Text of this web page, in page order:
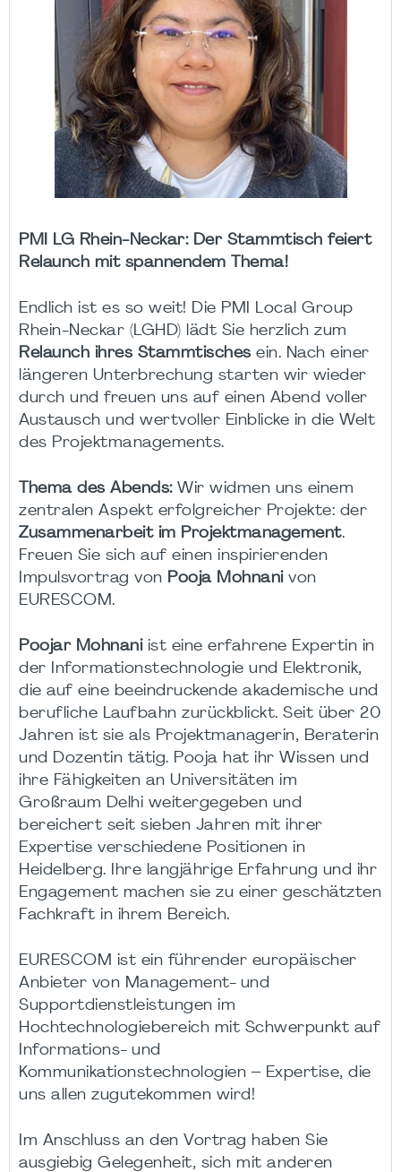
PMI LG Rhein-Neckar: Der Stammtisch feiert
Relaunch mit spannendem Thema!
Endlich ist es so weit! Die PMI Local Group
Rhein-Neckar (LGHD) lädt Sie herzlich zum
Relaunch ihres Stammtischesein. Nach einer
längeren Unterbrechung starten wir wieder
durch und freuen uns auf einen Abend voller
Austausch und wertvoller Einblicke in die Welt
des Projektmanagements.
Thema des Abends:Wir widmen uns einem
zentralen Aspekt erfolgreicher Projekte: der
Zusammenarbeit im Projektmanagement.
Freuen Sie sich auf einen inspirierenden
Impulsvortrag von Pooja Mohnani von
EURESCOM.
Poojar Mohnani ist eine erfahrene Expertin in
der Informationstechnologie und Elektronik,
die auf eine beeindruckende akademische und
berufliche Laufbahn zurückblickt. Seit über 20
Jahren ist sie als Projektmanagerin, Beraterin
und Dozentin tätig. Pooja hat ihr Wissen und
ihre Fähigkeiten an Universitäten im
Großraum Delhi weitergegeben und
bereichert seit sieben Jahren mit ihrer
Expertise verschiedene Positionen in
Heidelberg. Ihre langjährige Erfahrung und ihr
Engagement machen sie zu einer geschätzten
Fachkraft in ihrem Bereich.
EURESCOM ist ein führender europäischer
Anbieter von Management- und
Supportdienstleistungen im
Hochtechnologiebereich mit Schwerpunkt auf
Informations- und
Kommunikationstechnologien – Expertise, die
uns allen zugutekommen wird!
Im Anschluss an den Vortrag haben Sie
ausgiebig Gelegenheit, sich mit anderen